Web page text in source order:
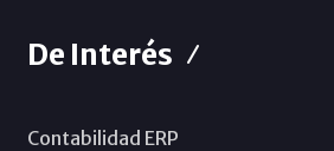
De Interés
Contabilidad ERP